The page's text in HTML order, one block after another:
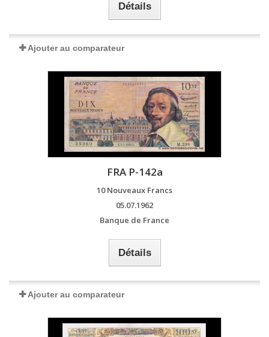
Détails
Ajouter au comparateur
FRA P-142a
10 Nouveaux Francs
05.07.1962
Banque de France
Détails
Ajouter au comparateur